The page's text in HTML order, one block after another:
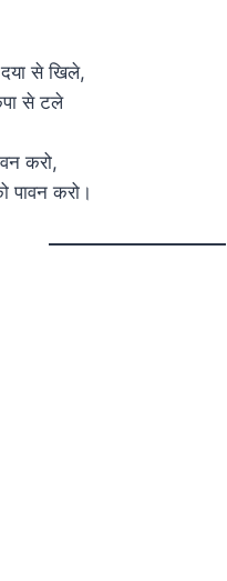
से खिले,
से टले
करो,
पावन करो।